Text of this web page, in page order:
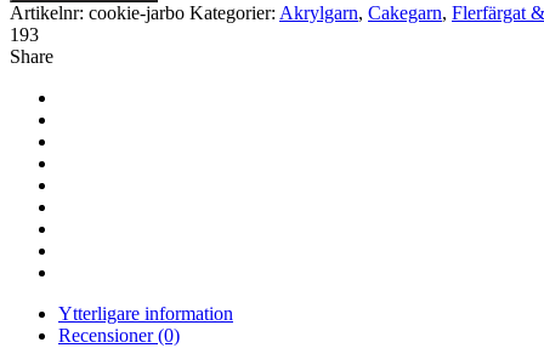
Järbo
mängd
Artikelnr: cookie-jarbo Kategorier: Akrylgarn, Cakegarn, Flerfärgat
193
Share
Ytterligare information
Recensioner (0)